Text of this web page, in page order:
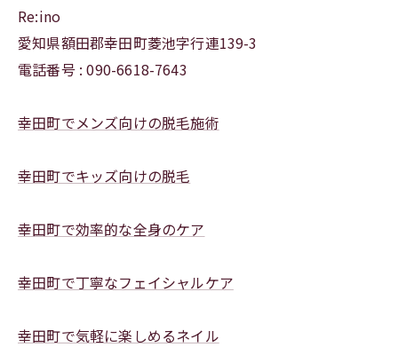
Re:ino
愛知県額田郡幸田町菱池字行連139-3
電話番号 : 090-6618-7643
幸田町でメンズ向けの脱毛施術
幸田町でキッズ向けの脱毛
幸田町で効率的な全身のケア
幸田町で丁寧なフェイシャルケア
幸田町で気軽に楽しめるネイル